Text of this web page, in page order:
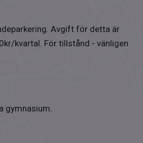
Avgift för detta är
kvartal. För tillstånd - vänligen
gymnasium.